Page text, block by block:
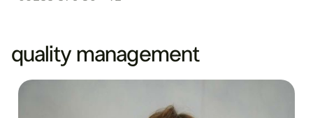
quality management